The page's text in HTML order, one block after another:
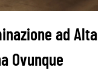
ad Alta
Ovunque